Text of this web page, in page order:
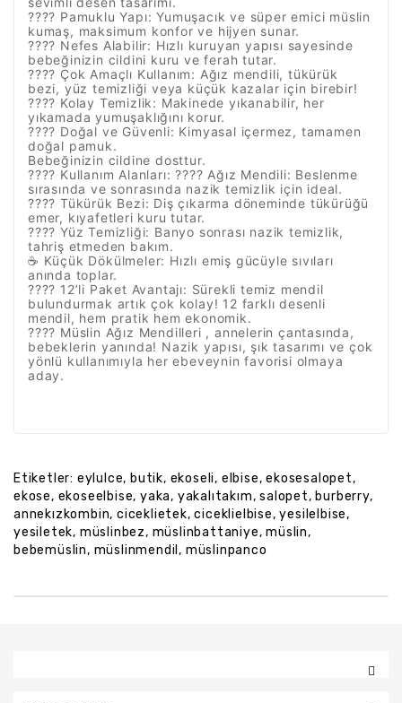
???? Pamuklu Yapı: Yumuşacık ve süper emici müslin
kumaş, maksimum konfor ve hijyen sunar.
????️ Nefes Alabilir: Hızlı kuruyan yapısı sayesinde
bebeğinizin cildini kuru ve ferah tutar.
???? Çok Amaçlı Kullanım: Ağız mendili, tükürük
bezi, yüz temizliği veya küçük kazalar için birebir!
???? Kolay Temizlik: Makinede yıkanabilir, her
yıkamada yumuşaklığını korur.
???? Doğal ve Güvenli: Kimyasal içermez, tamamen
doğal pamuk.
Bebeğinizin cildine dosttur.
???? Kullanım Alanları: ???? Ağız Mendili: Beslenme
sırasında ve sonrasında nazik temizlik için ideal.
???? Tükürük Bezi: Diş çıkarma döneminde tükürüğü
emer, kıyafetleri kuru tutar.
???? Yüz Temizliği: Banyo sonrası nazik temizlik,
tahriş etmeden bakım.
☕ Küçük Dökülmeler: Hızlı emiş gücüyle sıvıları
anında toplar.
???? 12’li Paket Avantajı: Sürekli temiz mendil
bulundurmak artık çok kolay! 12 farklı desenli
mendil, hem pratik hem ekonomik.
???? Müslin Ağız Mendilleri , annelerin çantasında,
bebeklerin yanında! Nazik yapısı, şık tasarımı ve çok
yönlü kullanımıyla her ebeveynin favorisi olmaya
aday.
Etiketler: eylulce, butik, ekoseli, elbise,ekosesalopet,
ekose, ekoseelbise,yaka, yakalıtakım,salopet, burberry,
annekızkombin,ciceklietek,ciceklielbise,yesilelbise,
yesiletek, müslinbez, müslinbattaniye,müslin,
bebemüslin, müslinmendil, müslinpanco